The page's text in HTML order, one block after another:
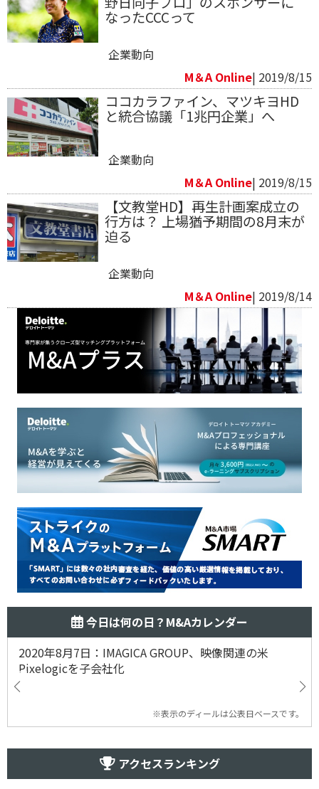
なったCCCって
企業動向
M＆A Online| 2019/8/15
ココカラファイン、マツキヨHD
と統合協議「1兆円企業」へ
企業動向
M＆A Online| 2019/8/15
【文教堂HD】再生計画案成立の
行方は？ 上場猶予期間の8月末が
迫る
企業動向
M＆A Online| 2019/8/14
今日は何の日？M&Aカレンダー
2020年8月7日：IMAGICA GROUP、映像関連の米
Pixelogicを子会社化
※表示のディールは公表日ベースです。
アクセスランキング